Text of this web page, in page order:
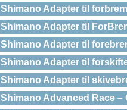
Shimano Adapter til
Shimano Adapter til
Shimano Adapter til
Shimano Adapter til
Shimano Adapter til
Shimano Advanced Race –